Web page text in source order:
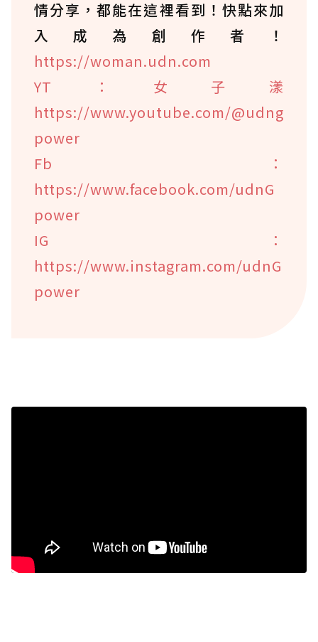
情分享，都能在這裡看到！快點來加
入成為創作者！
https://woman.udn.com
YT：女子漾
https://www.youtube.com/@udng
power
Fb：
https://www.facebook.com/udnG
power
IG：
https://www.instagram.com/udnG
power